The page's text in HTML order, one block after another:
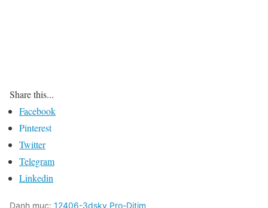
Share this...
Facebook
Pinterest
Twitter
Telegram
Linkedin
Danh mục: 12406-3dsky Pro-Ditim